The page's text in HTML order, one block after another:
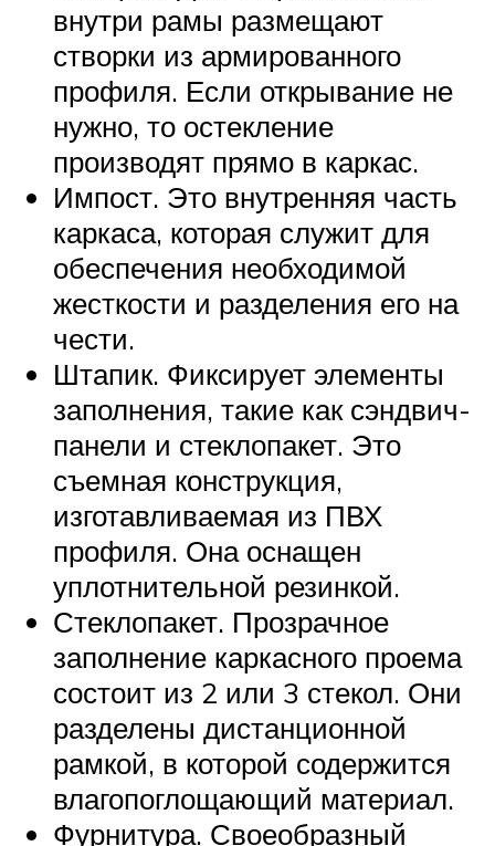
внутри рамы размещают
створки из армированного
профиля. Если открывание не
нужно, то остекление
производят прямо в каркас.
Импост. Это внутренняя часть
каркаса, которая служит для
обеспечения необходимой
жесткости и разделения его на
чести.
Штапик. Фиксирует элементы
заполнения, такие как сэндвич-
панели и стеклопакет. Это
съемная конструкция,
изготавливаемая из ПВХ
профиля. Она оснащен
уплотнительной резинкой.
Стеклопакет. Прозрачное
заполнение каркасного проема
состоит из 2 или 3 стекол. Они
разделены дистанционной
рамкой, в которой содержится
влагопоглощающий материал.
Фурнитура. Своеобразный